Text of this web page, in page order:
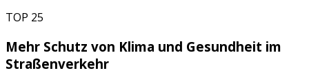
TOP 25
Mehr Schutz von Klima und Gesundheit im
Straßenverkehr